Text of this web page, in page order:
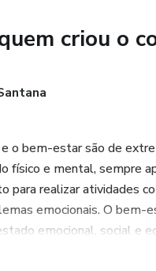
este livro é diferente?
financeira e
o futuro.
hoje sua jornada rumo
gerar grandes resultados
criou o
o bem-estar são de
físico e mental, sempre
para realizar atividades
emocionais. O bem-
emocional, social e